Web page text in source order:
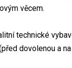
věcem.
technické
dovolenou a